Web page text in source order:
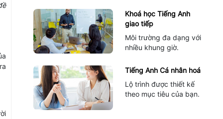
Khoá học Tiếng Anh
giao tiếp
Môi trường đa dạng với
nhiều khung giờ.
Tiếng Anh Cá nhân hoá
Lộ trình được thiết kế
theo mục tiêu của bạn.